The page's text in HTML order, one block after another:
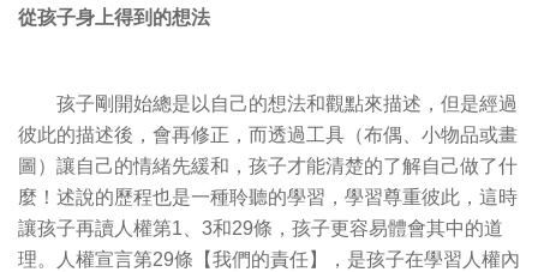
從孩子身上得到的想法
孩子剛開始總是以自己的想法和觀點來描述，但是經過
彼此的描述後，會再修正，而透過工具（布偶、小物品或畫
圖）讓自己的情緒先緩和，孩子才能清楚的了解自己做了什
麼！述說的歷程也是一種聆聽的學習，學習尊重彼此，這時
讓孩子再讀人權第1、3和29條，孩子更容易體會其中的道
理。人權宣言第29條【我們的責任】，是孩子在學習人權內